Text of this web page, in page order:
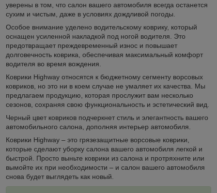
уверены в том, что салон вашего автомобиля всегда останется
сухим и чистым, даже в условиях дождливой погоды.
Особое внимание уделено водительскому коврику, который
оснащен усиленной накладкой под ногой водителя. Это
предотвращает преждевременный износ и повышает
долговечность коврика, обеспечивая максимальный комфорт
водителя во время вождения.
Коврики Highway относятся к бюджетному сегменту ворсовых
ковриков, но это ни в коем случае не умаляет их качества. Мы
предлагаем продукцию, которая прослужит вам несколько
сезонов, сохраняя свою функциональность и эстетический вид.
Черный цвет ковриков подчеркнет стиль и элегантность вашего
автомобильного салона, дополняя интерьер автомобиля.
Коврики Highway – это грязезащитные ворсовые коврики,
которые сделают уборку салона вашего автомобиля легкой и
быстрой. Просто выньте коврики из салона и протряхните или
вымойте их при необходимости – и салон вашего автомобиля
снова будет выглядеть как новый.